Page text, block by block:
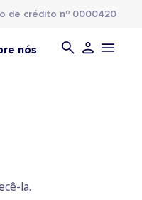
de crédito nº 0000420
nós
la.